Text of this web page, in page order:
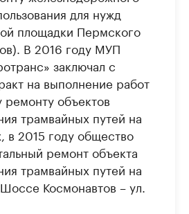
для нужд
площадки Пермского
В 2016 году МУП
заключал с
на выполнение работ
ремонту объектов
трамвайных путей на
в 2015 году общество
ремонт объекта
трамвайных путей на
Космонавтов – ул.